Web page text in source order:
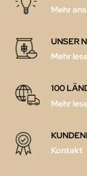
Mehr
UNSER
Mehr
100
Mehr
Kontakt